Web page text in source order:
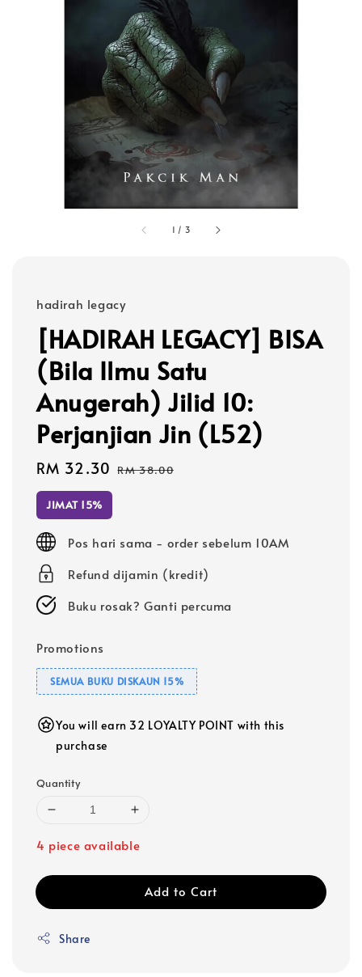
1 / 3
hadirah legacy
[HADIRAH LEGACY] BISA
(Bila Ilmu Satu
Anugerah) Jilid 10:
Perjanjian Jin (L52)
Sale
price
RM 32.30 Regular
RM 38.00
JIMAT 15%
Pos hari sama - order sebelum 10AM
Refund dijamin (kredit)
Buku rosak? Ganti percuma
Promotions
SEMUA BUKU DISKAUN 15%
You will earn 32 LOYALTY POINT with this
purchase
Quantity
4 piece available
Add to Cart
Share